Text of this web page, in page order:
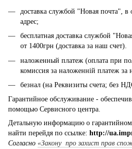
доставка службой "Новая почта", в
адрес;
бесплатная доставка службой
от 1400грн (доставка за наш счет).
наложенный платеж (оплата при
комиссия за наложенній платеж за
безнал (на Реквизиты счета; без
Гарантийное обслуживание -
помощью Сервисного центра.
Детальную информацию о
найти перейдя по ссылке: http://
Согласно «Закону про захист прав